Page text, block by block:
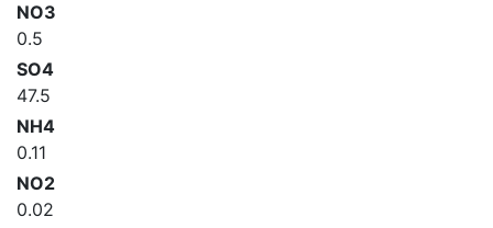
NO3
0.5
SO4
47.5
NH4
0.11
NO2
0.02